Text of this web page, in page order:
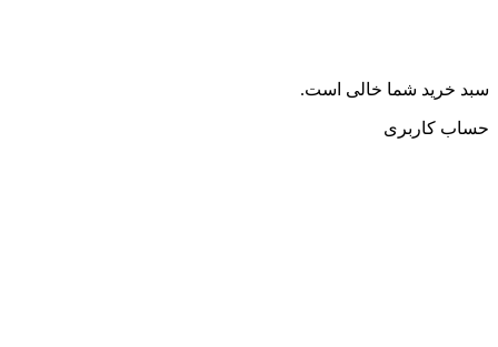
سبد خرید شما خالی است.
حساب کاربری